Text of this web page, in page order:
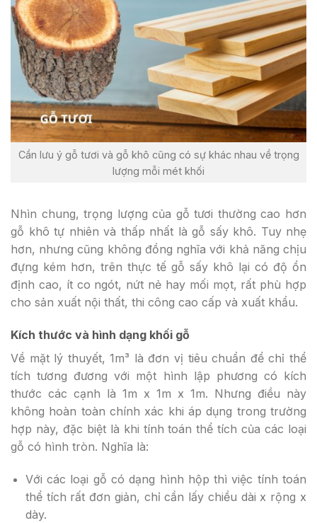
Cần lưu ý gỗ tươi và gỗ khô cũng có sự khác nhau về trọng
lượng mỗi mét khối
Nhìn chung, trọng lượng của gỗ tươi thường cao hơn
gỗ khô tự nhiên và thấp nhất là gỗ sấy khô. Tuy nhẹ
hơn, nhưng cũng không đồng nghĩa với khả năng chịu
đựng kém hơn, trên thực tế gỗ sấy khô lại có độ ổn
định cao, ít co ngót, nứt nẻ hay mối mọt, rất phù hợp
cho sản xuất nội thất, thi công cao cấp và xuất khẩu.
Kích thước và hình dạng khối gỗ
Về mặt lý thuyết, 1m³ là đơn vị tiêu chuẩn để chỉ thể
tích tương đương với một hình lập phương có kích
thước các cạnh là 1m x 1m x 1m. Nhưng điều này
không hoàn toàn chính xác khi áp dụng trong trường
hợp này, đặc biệt là khi tính toán thể tích của các loại
gỗ có hình tròn. Nghĩa là:
Với các loại gỗ có dạng hình hộp thì việc tính toán
thể tích rất đơn giản, chỉ cần lấy chiều dài x rộng x
dày.